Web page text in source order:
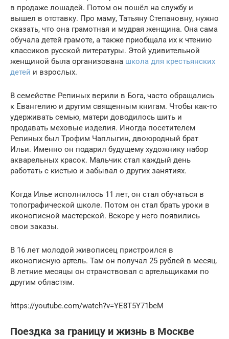
в продаже лошадей. Потом он пошёл на службу и
вышел в отставку. Про маму, Татьяну Степановну, нужно
сказать, что она грамотная и мудрая женщина. Она сама
обучала детей грамоте, а также приобщала их к чтению
классиков русской литературы. Этой удивительной
женщиной была организована школа для крестьянских
детей и взрослых.
В семействе Репиных верили в Бога, часто обращались
к Евангелию и другим священным книгам. Чтобы как-то
удерживать семью, матери доводилось шить и
продавать меховые изделия. Иногда посетителем
Репиных был Трофим Чаплыгин, двоюродный брат
Ильи. Именно он подарил будущему художнику набор
акварельных красок. Мальчик стал каждый день
работать с кистью и забывал о других занятиях.
Когда Илье исполнилось 11 лет, он стал обучаться в
топографической школе. Потом он стал брать уроки в
иконописной мастерской. Вскоре у него появились
свои заказы.
В 16 лет молодой живописец пристроился в
иконописную артель. Там он получал 25 рублей в месяц.
В летние месяцы он странствовал с артельщиками по
другим областям.
https://youtube.com/watch?v=YE8T5Y71beM
Поездка за границу и жизнь в Москве